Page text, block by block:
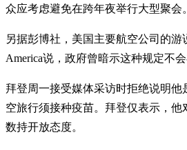
众应考虑避免在跨年夜举行大型聚会。
另据彭博社，美国主要航空公司的游
America说，政府曾暗示这种规定不会
拜登周一接受媒体采访时拒绝说明他
空旅行须接种疫苗。拜登仅表示，他
数持开放态度。